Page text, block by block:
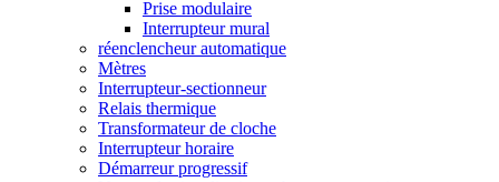
Prise modulaire
Interrupteur mural
réenclencheur automatique
Mètres
Interrupteur-sectionneur
Relais thermique
Transformateur de cloche
Interrupteur horaire
Démarreur progressif